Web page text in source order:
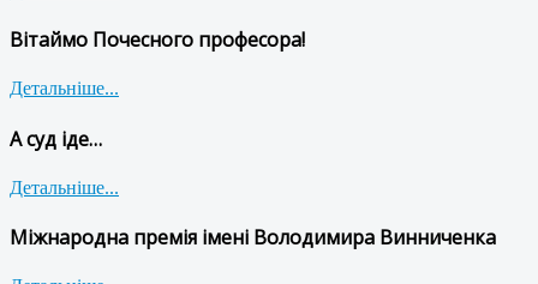
Вітаймо Почесного професора!
Детальніше...
А суд іде…
Детальніше...
Міжнародна премія імені Володимира Винниченка